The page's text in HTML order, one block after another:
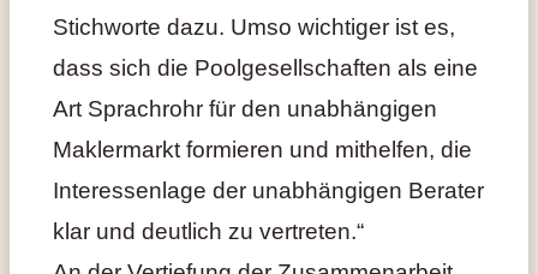
Stichworte dazu. Umso wichtiger ist es,
dass sich die Poolgesellschaften als eine
Art Sprachrohr für den unabhängigen
Maklermarkt formieren und mithelfen, die
Interessenlage der unabhängigen Berater
klar und deutlich zu vertreten.“